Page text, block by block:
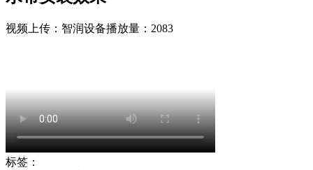
视频上传：智润设备播放量：2083
标签：